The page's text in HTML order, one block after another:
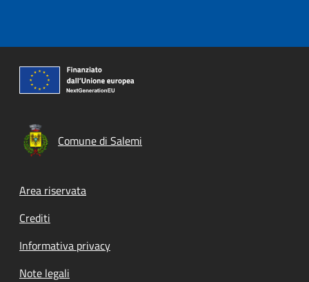
Comune di Salemi
Footer menu
Area riservata
Crediti
Informativa privacy
Note legali